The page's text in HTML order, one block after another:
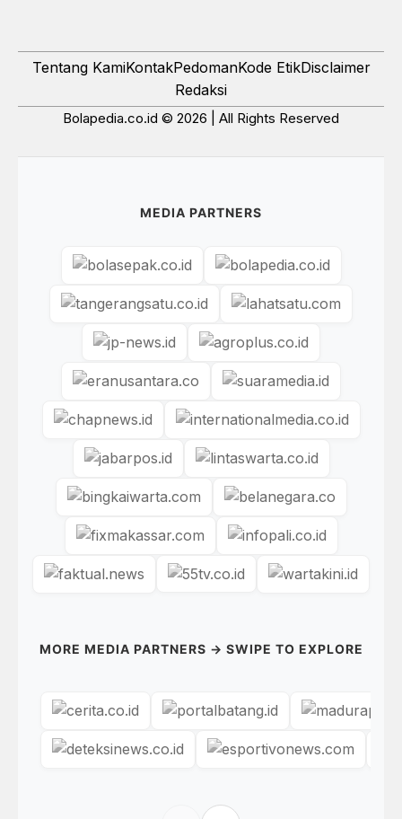
Tentang KamiKontakPedomanKode EtikDisclaimer
Redaksi
Bolapedia.co.id © 2026 | All Rights Reserved
MEDIA PARTNERS
MORE MEDIA PARTNERS → SWIPE TO EXPLORE